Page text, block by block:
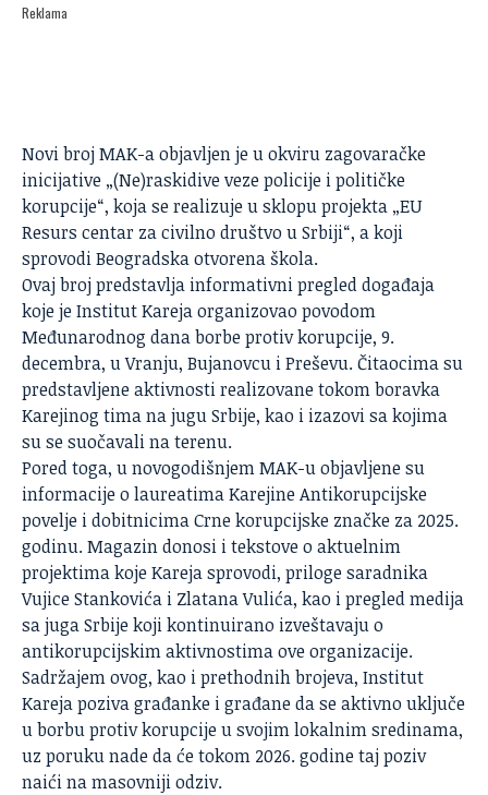
Reklama
Novi broj MAK-a objavljen je u okviru zagovaračke
inicijative „(Ne)raskidive veze policije i političke
korupcije“, koja se realizuje u sklopu projekta „EU
Resurs centar za civilno društvo u Srbiji“, a koji
sprovodi Beogradska otvorena škola.
Ovaj broj predstavlja informativni pregled događaja
koje jeInstitut Karejaorganizovao povodom
Međunarodnog dana borbe protiv korupcije, 9.
decembra, u Vranju, Bujanovcu i Preševu. Čitaocima su
predstavljene aktivnosti realizovane tokom boravka
Karejinog tima na jugu Srbije, kao i izazovi sa kojima
su se suočavali na terenu.
Pored toga, u novogodišnjem MAK-u objavljene su
informacije o laureatima Karejine Antikorupcijske
povelje i dobitnicima Crne korupcijske značke za 2025.
godinu. Magazin donosi i tekstove o aktuelnim
projektima koje Kareja sprovodi, priloge saradnika
Vujice Stankovića i Zlatana Vulića, kao i pregled medija
sa juga Srbije koji kontinuirano izveštavaju o
antikorupcijskim aktivnostima ove organizacije.
Sadržajem ovog, kao i prethodnih brojeva, Institut
Kareja poziva građanke i građane da se aktivno uključe
u borbu protiv korupcije u svojim lokalnim sredinama,
uz poruku nade da će tokom 2026. godine taj poziv
naići na masovniji odziv.